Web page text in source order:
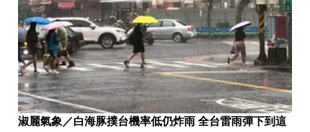
淑麗氣象／白海豚撲台機率低仍炸雨 全台雷雨彈下到這